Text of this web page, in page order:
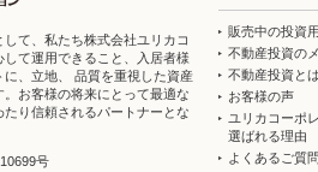
て、私たち株式会社ユリカコ
て運用できること、入居者様
、立地、 品質を重視した資産
お客様の将来にとって最適な
り信頼されるパートナーとな
号
販売中の投資
不動産投資の
不動産投資と
お客様の声
ユリカコーポ
選ばれる理由
よくあるご質